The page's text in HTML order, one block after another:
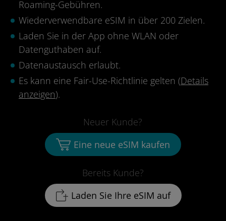
Roaming-Gebühren.
Wiederverwendbare eSIM in über 200 Zielen.
Laden Sie in der App ohne WLAN oder
Datenguthaben auf.
Datenaustausch erlaubt.
Es kann eine Fair-Use-Richtlinie gelten (Details
anzeigen).
Bereits Kunde?
Laden Sie Ihre eSIM auf
Neuer Kunde?
Eine neue eSIM kaufen